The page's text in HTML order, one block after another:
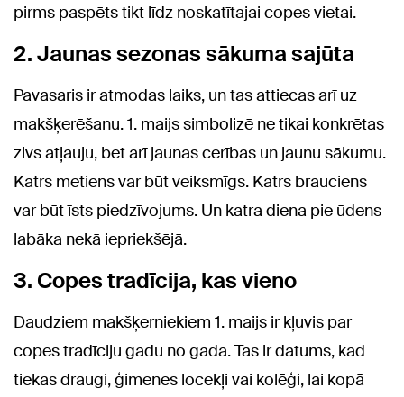
pirms paspēts tikt līdz noskatītajai copes vietai.
2. Jaunas sezonas sākuma sajūta
Pavasaris ir atmodas laiks, un tas attiecas arī uz
makšķerēšanu. 1. maijs simbolizē ne tikai konkrētas
zivs atļauju, bet arī jaunas cerības un jaunu sākumu.
Katrs metiens var būt veiksmīgs. Katrs brauciens
var būt īsts piedzīvojums. Un katra diena pie ūdens
labāka nekā iepriekšējā.
3. Copes tradīcija, kas vieno
Daudziem makšķerniekiem 1. maijs ir kļuvis par
copes tradīciju gadu no gada. Tas ir datums, kad
tiekas draugi, ģimenes locekļi vai kolēģi, lai kopā